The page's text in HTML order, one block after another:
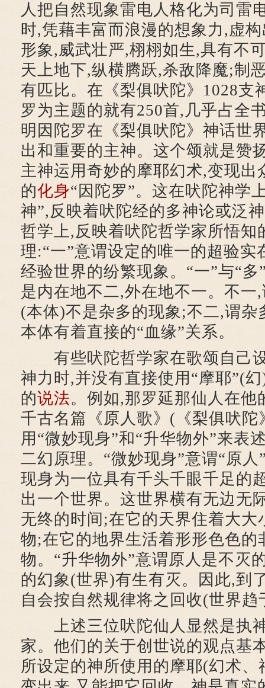
人把自然现象雷电人格化为司雷
时,凭藉丰富而浪漫的想象力,虚
形象,威武壮严,栩栩如生,具有不
天上地下,纵横腾跃,杀敌降魔;制
有匹比。在《梨俱吠陀》1028支
罗为主题的就有250首,几乎占全
明因陀罗在《梨俱吠陀》神话世
出和重要的主神。这个颂就是赞
主神运用奇妙的摩耶幻术,变现出
的化身“因陀罗”。这在吠陀神学
神”,反映着吠陀经的多神论或泛
哲学上,反映着吠陀哲学家所悟知
理:“一”意谓设定的唯一的超验实
经验世界的纷繁现象。“一”与“
是内在地不二,外在地不一。不一
(本体)不是杂多的现象;不二,谓杂
本体有着直接的“血缘”关系。
有些吠陀哲学家在歌颂自己
神力时,并没有直接使用“摩耶”(
的说法。例如,那罗延那仙人在他
千古名篇《原人歌》(《梨俱吠
用“微妙现身”和“升华物外”来表
二幻原理。“微妙现身”意谓“原
现身为一位具有千头千眼千足的
出一个世界。这世界横有无边无
无终的时间;在它的天界住着大大
物;在它的地界生活着形形色色的
物。“升华物外”意谓原人是不灭
的幻象(世界)有生有灭。因此,到
自会按自然规律将之回收(世界趋
上述三位吠陀仙人显然是执
家。他们的关于创世说的观点基
所设定的神所使用的摩耶(幻术